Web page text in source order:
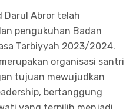
Darul Abror telah
pengukuhan Badan
Tarbiyyah 2023/2024.
organisasi santri
tujuan mewujudkan
bertanggung